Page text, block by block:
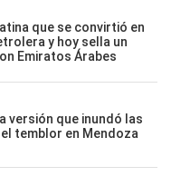
que se convirtió en
y hoy sella un
Emiratos Árabes
versión que inundó las
temblor en Mendoza